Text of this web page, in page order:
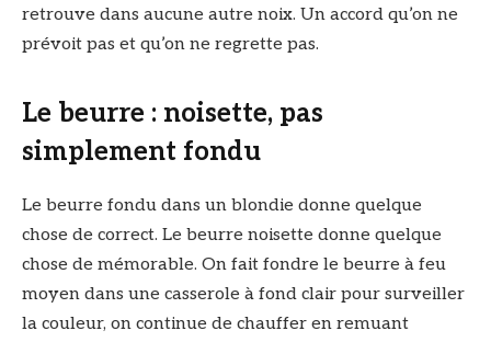
retrouve dans aucune autre noix. Un accord qu’on ne
prévoit pas et qu’on ne regrette pas.
Le beurre : noisette, pas
simplement fondu
Le beurre fondu dans un blondie donne quelque
chose de correct. Le beurre noisette donne quelque
chose de mémorable. On fait fondre le beurre à feu
moyen dans une casserole à fond clair pour surveiller
la couleur, on continue de chauffer en remuant